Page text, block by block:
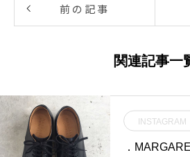
前の記事
関連記事一
INSTAGRAM
．